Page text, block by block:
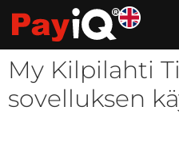
My Kilpilahti
sovelluksen